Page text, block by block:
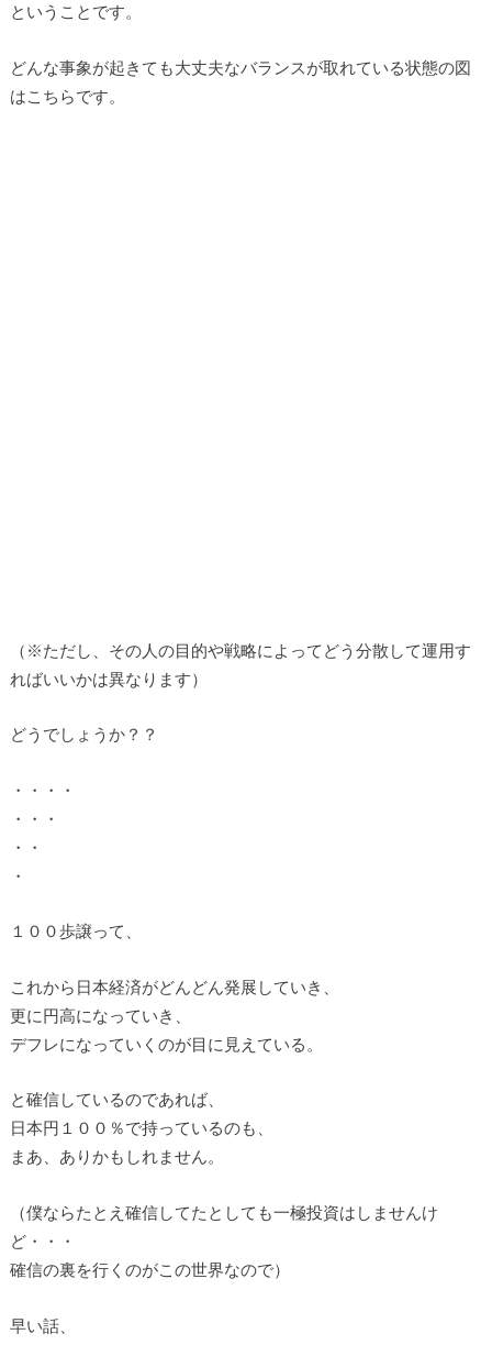
ということです。
どんな事象が起きても大丈夫なバランスが取れている状態の図
はこちらです。
（※ただし、その人の目的や戦略によってどう分散して運用す
ればいいかは異なります）
どうでしょうか？？
・・・・
・・・
・・
・
１００歩譲って、
これから日本経済がどんどん発展していき、
更に円高になっていき、
デフレになっていくのが目に見えている。
と確信しているのであれば、
日本円１００％で持っているのも、
まあ、ありかもしれません。
（僕ならたとえ確信してたとしても一極投資はしませんけ
ど・・・
確信の裏を行くのがこの世界なので）
早い話、